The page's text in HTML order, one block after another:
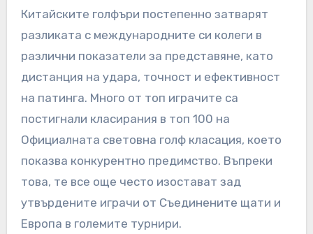
потенциал за бъдещ успех.
Показатели за
представяне спрямо
глобалните играчи
Китайските голфъри постепенно затварят
разликата с международните си колеги в
различни показатели за представяне, като
дистанция на удара, точност и ефективност
на патинга. Много от топ играчите са